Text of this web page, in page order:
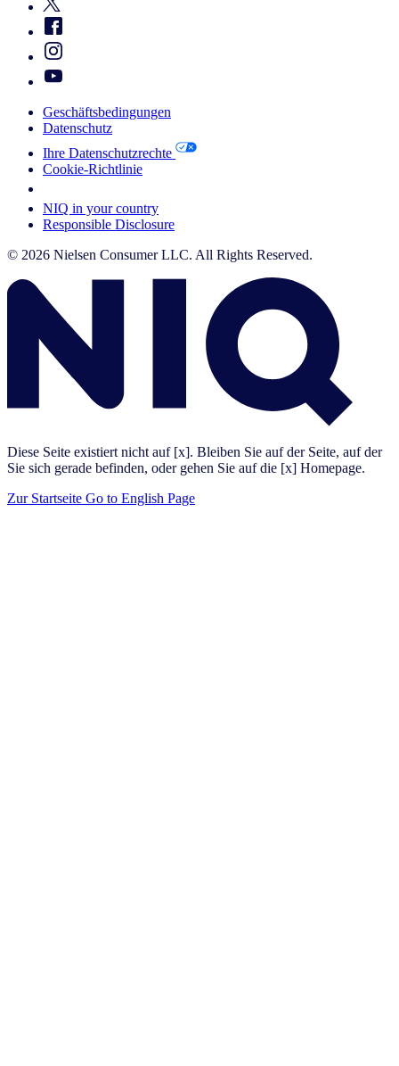
Geschäftsbedingungen
Datenschutz
Ihre Datenschutzrechte
Cookie-Richtlinie
NIQ in your country
Responsible Disclosure
© 2026 Nielsen Consumer LLC. All Rights Reserved.
Diese Seite existiert nicht auf [x]. Bleiben Sie auf der Seite, auf der
Sie sich gerade befinden, oder gehen Sie auf die [x] Homepage.
Zur Startseite Go to English Page